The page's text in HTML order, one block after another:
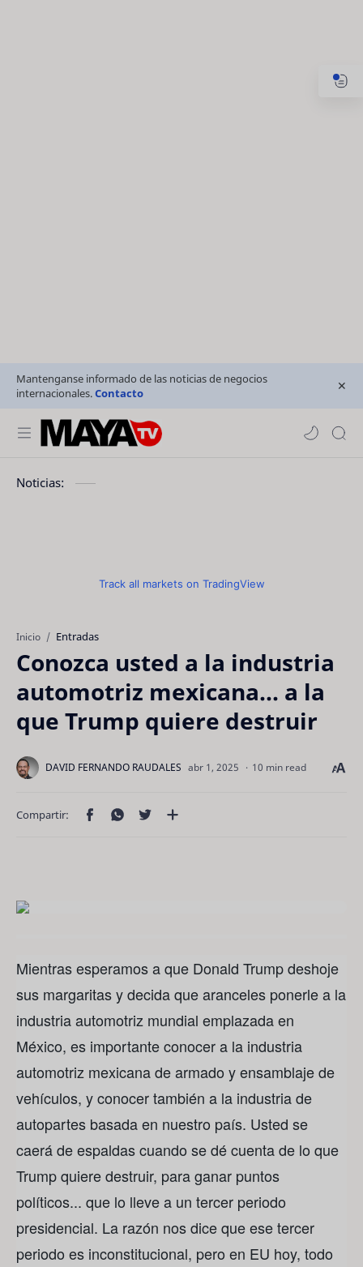
Mantenganse informado de las noticias de negocios
internacionales.Contacto
Noticias:
Track all markets on TradingView
Inicio Entradas
Conozca usted a la industria
automotriz mexicana... a la
que Trump quiere destruir
10 min read
Mientras esperamos a que Donald Trump deshoje
sus margaritas y decida que aranceles ponerle a la
industria automotriz mundial emplazada en
México, es importante conocer a la industria
automotriz mexicana de armado y ensamblaje de
vehículos, y conocer también a la industria de
autopartes basada en nuestro país. Usted se
caerá de espaldas cuando se dé cuenta de lo que
Trump quiere destruir, para ganar puntos
políticos... que lo lleve a un tercer periodo
presidencial. La razón nos dice que ese tercer
periodo es inconstitucional, pero en EU hoy, todo